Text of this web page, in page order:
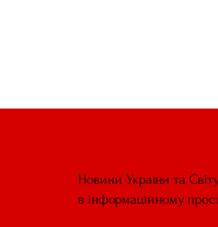
Новини України та
в інформаційному